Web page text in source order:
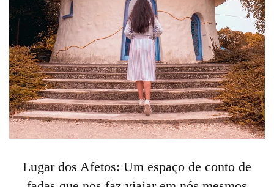
Lugar dos Afetos: Um espaço de conto de